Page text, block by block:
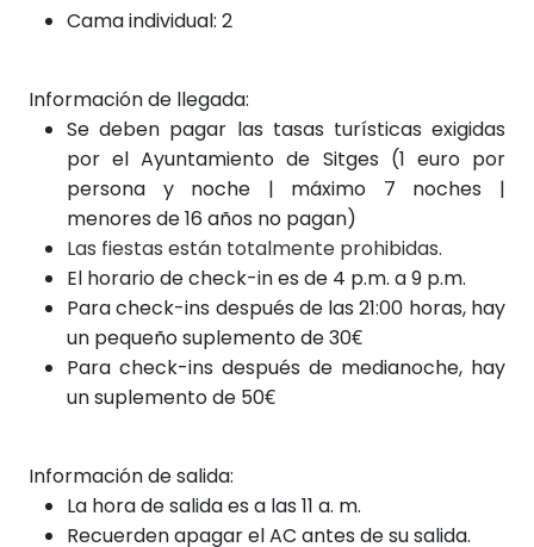
Cama individual: 2
Información de llegada:
Se deben pagar las tasas turísticas exigidas
por el Ayuntamiento de Sitges (1 euro por
persona y noche | máximo 7 noches |
menores de 16 años no pagan)
Las fiestas están totalmente prohibidas.
El horario de check-in es de 4 p.m. a 9 p.m.
Para check-ins después de las 21:00 horas, hay
un pequeño suplemento de 30€
Para check-ins después de medianoche, hay
un suplemento de 50€
Información de salida:
La hora de salida es a las 11 a. m.
Recuerden apagar el AC antes de su salida.